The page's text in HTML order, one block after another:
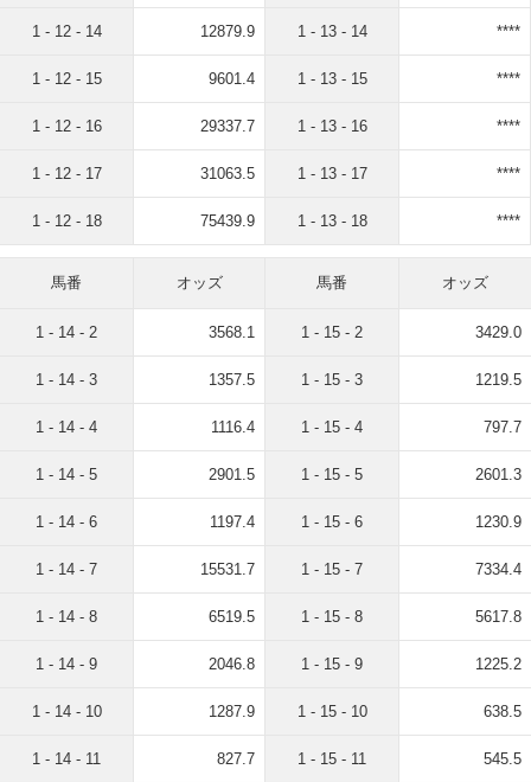
1 - 12 - 14 12879.9
1 - 12 - 15 9601.4
1 - 12 - 16 29337.7
1 - 12 - 17 31063.5
1 - 12 - 18 75439.9
1 - 13 - 14 ****
1 - 13 - 15 ****
1 - 13 - 16 ****
1 - 13 - 17 ****
1 - 13 - 18 ****
馬番 オッズ
1 - 14 - 2 3568.1
1 - 14 - 3 1357.5
1 - 14 - 4 1116.4
1 - 14 - 5 2901.5
1 - 14 - 6 1197.4
1 - 14 - 7 15531.7
1 - 14 - 8 6519.5
1 - 14 - 9 2046.8
1 - 14 - 10 1287.9
1 - 14 - 11 827.7
馬番 オッズ
1 - 15 - 2 3429.0
1 - 15 - 3 1219.5
1 - 15 - 4 797.7
1 - 15 - 5 2601.3
1 - 15 - 6 1230.9
1 - 15 - 7 7334.4
1 - 15 - 8 5617.8
1 - 15 - 9 1225.2
1 - 15 - 10 638.5
1 - 15 - 11 545.5